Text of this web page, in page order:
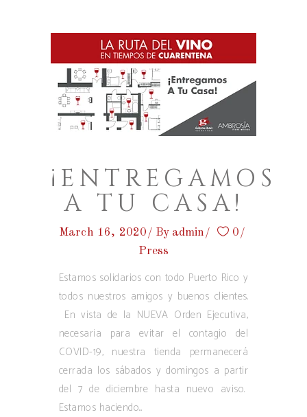
¡ENTREGAMOS
A TU CASA!
March 16, 2020 By admin
0
Press
Estamos solidarios con todo Puerto Rico y
todos nuestros amigos y buenos clientes.
En vista de la NUEVA Orden Ejecutiva,
necesaria para evitar el contagio del
COVID-19, nuestra tienda permanecerá
cerrada los sábados y domingos a partir
del 7 de diciembre hasta nuevo aviso.
Estamos haciendo